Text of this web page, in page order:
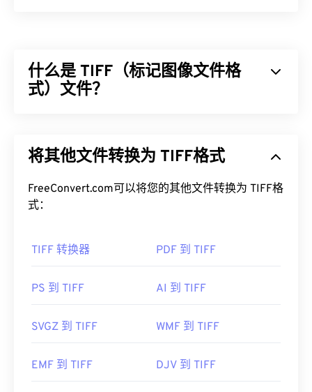
用，该相机配备 1280 x 960像素电荷耦合器件
(CCD) 传感器。当时，KDC 是对
如何打开.KDC文件？
当柯达支持此文件类型时，相机会附带一张包含柯达
Picture Transfer
Photoshop Lightroom (Lightroom)，它适用于
或者，试试跨平台、
且免费的darktable
ACDSee Photo Manager
、HDR Darkroom
开发者：柯达
什么是 TIFF（标记图像文件格
式）文件？
桌面出版。TIFF 的位图和光栅结构使其能够灵活地
面的容器。
打开 TIFF 文件最常用的程序是 Windows 版
款名为 XnView MP 的
免费独立程序。如果您在打开
JPG转换器。
其他程序（例如 ColorStrokes、GNU 图像处理程序 (
将其他文件转换为 TIFF格式
FreeConvert.com可以将您的其他文件转换为 TIFF格
式：
TIFF 转换器 PDF 到 TIFF
PS 到 TIFF AI 到 TIFF
SVGZ 到 TIFF WMF 到 TIFF
EMF 到 TIFF DJV 到 TIFF